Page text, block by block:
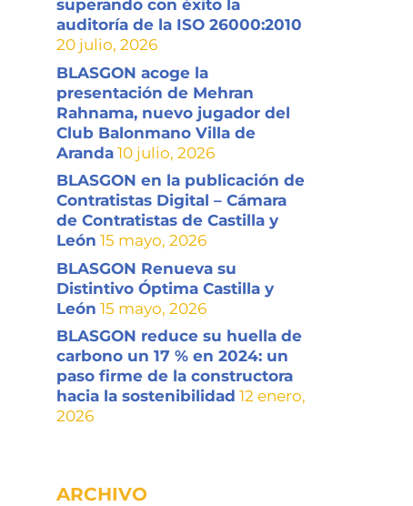
superando con éxito la
auditoría de la ISO 26000:2010
20 julio, 2026
BLASGON acoge la
presentación de Mehran
Rahnama, nuevo jugador del
Club Balonmano Villa de
Aranda 10 julio, 2026
BLASGON en la publicación de
Contratistas Digital – Cámara
de Contratistas de Castilla y
León 15 mayo, 2026
BLASGON Renueva su
Distintivo Óptima Castilla y
León 15 mayo, 2026
BLASGON reduce su huella de
carbono un 17 % en 2024: un
paso firme de la constructora
hacia la sostenibilidad 12 enero,
2026
ARCHIVO